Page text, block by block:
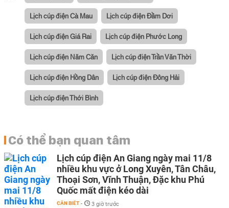
Lịch cúp điện Cà Mau Lịch cúp điện Đầm Dơi
Lịch cúp điện Giá Rai Lịch cúp điện Phước Long
Lịch cúp điện Năm Căn Lịch cúp điện Trần Văn Thời
Lịch cúp điện Hồng Dân Lịch cúp điện Đông Hải
Lịch cúp điện Thới Bình
Có thể bạn quan tâm
Lịch cúp điện An Giang ngày mai 11/8
nhiều khu vực ở Long Xuyên, Tân Châu,
Thoại Sơn, Vĩnh Thuận, Đặc khu Phú
Quốc mất điện kéo dài
CẦN BIẾT - 3 giờ trước